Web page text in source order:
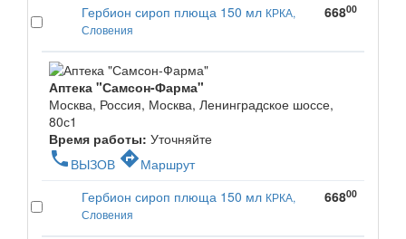
Гербион сироп плюща 150 мл КРКА,
Словения
66800
Аптека "Самсон-Фарма"
Москва, Россия, Москва, Ленинградское шоссе,
80с1
Время работы: Уточняйте
phone ВЫЗОВ directionsМаршрут
Гербион сироп плюща 150 мл КРКА,
Словения
66800